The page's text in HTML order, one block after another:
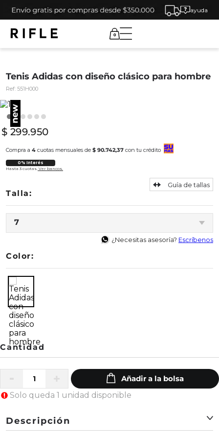
ayuda
0
Tenis Adidas con diseño clásico para hombre
Ref: 551H000
$ 299.950
Compra a 4 cuotas mensuales de $ 90.742,37 con tu crédito
0% Interés
Hasta 3 cuotas. Ver bancos.
7
Guía de tallas
¿Necesitas asesoría? Escríbenos
Color:
Solo queda 1 unidad disponible
Descripción